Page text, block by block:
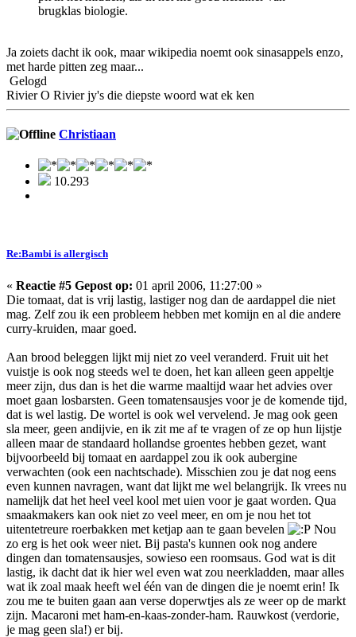
brugklas biologie.
Ja zoiets dacht ik ook, maar wikipedia noemt ook sinasappels enzo,
met harde pitten zeg maar...
Gelogd
Rivier O Rivier jy's die diepste woord wat ek ken
Christiaan
10.293
Re:Bambi is allergisch
« Reactie #5 Gepost op: 01 april 2006, 11:27:00 »
Die tomaat, dat is vrij lastig, lastiger nog dan de aardappel die niet
mag. Zelf zou ik een probleem hebben met komijn en al die andere
curry-kruiden, maar goed.
Aan brood beleggen lijkt mij niet zo veel veranderd. Fruit uit het
vuistje is ook nog steeds wel te doen, het kan alleen geen appeltje
meer zijn, dus dan is het die warme maaltijd waar het advies over
moet gaan losbarsten. Geen tomatensausjes voor je de komende tijd,
dat is wel lastig. De wortel is ook wel vervelend. Je mag ook geen
sla meer, geen andijvie, en ik zit me af te vragen of ze op hun lijstje
alleen maar de standaard hollandse groentes hebben gezet, want
bijvoorbeeld bij tomaat en aardappel zou ik ook aubergine
verwachten (ook een nachtschade). Misschien zou je dat nog eens
even kunnen navragen, want dat lijkt me wel belangrijk. Ik vrees nu
namelijk dat het heel veel kool met uien voor je gaat worden. Qua
smaakmakers kan ook niet zo veel meer, en om je nou het tot
uitentetreure roerbakken met ketjap aan te gaan bevelen
Nou
zo erg is het ook weer niet. Bij pasta's kunnen ook nog andere
dingen dan tomatensausjes, sowieso een roomsaus. God wat is dit
lastig, ik dacht dat ik hier wel even wat zou neerkladden, maar alles
wat ik zoal maak heeft wel één van de dingen die je noemt erin! Ik
zou me te buiten gaan aan verse doperwtjes als ze weer op de markt
zijn. Macaroni met ham-en-kaas-zonder-ham. Rauwkost (verdorie,
je mag geen sla!) er bij.